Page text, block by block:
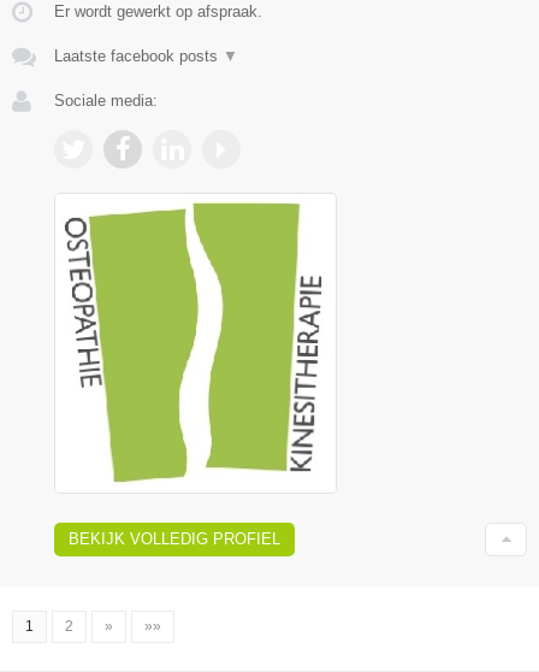
Er wordt gewerkt op afspraak.
Laatste facebook posts ▼
Sociale media:
BEKIJK VOLLEDIG PROFIEL
1 2 » »»